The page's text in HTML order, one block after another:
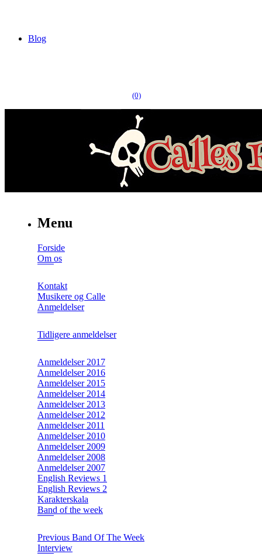
Blog
(0)
Menu
Forside
Om os
Kontakt
Musikere og Calle
Anmeldelser
Tidligere anmeldelser
Anmeldelser 2017
Anmeldelser 2016
Anmeldelser 2015
Anmeldelser 2014
Anmeldelser 2013
Anmeldelser 2012
Anmeldelser 2011
Anmeldelser 2010
Anmeldelser 2009
Anmeldelser 2008
Anmeldelser 2007
English Reviews 1
English Reviews 2
Karakterskala
Band of the week
Previous Band Of The Week
Interview